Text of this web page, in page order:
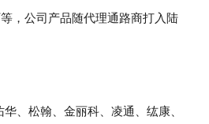
，公司产品随代理通路商打入陆
、松翰、金丽科、凌通、纮康、